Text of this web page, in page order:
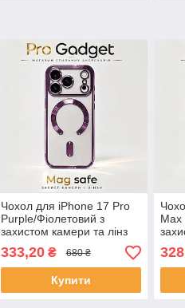
Чохол для iPhone 17 Pro
Purple/Фіолетовий з
захистом камери та лінз
Mag safe
333,20₴ 680 ₴
Купити
Max